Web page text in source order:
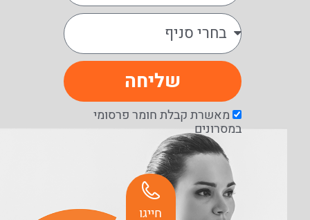
מאשרת קבלת חומר פרסומי
במסרונים
שליחה
חייגו